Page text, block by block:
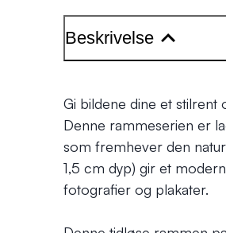
Beskrivelse
Gi bildene dine et stilrent
Denne rammeserien er
som fremhever den
1,5 cm dyp) gir et
fotografier og plakater.